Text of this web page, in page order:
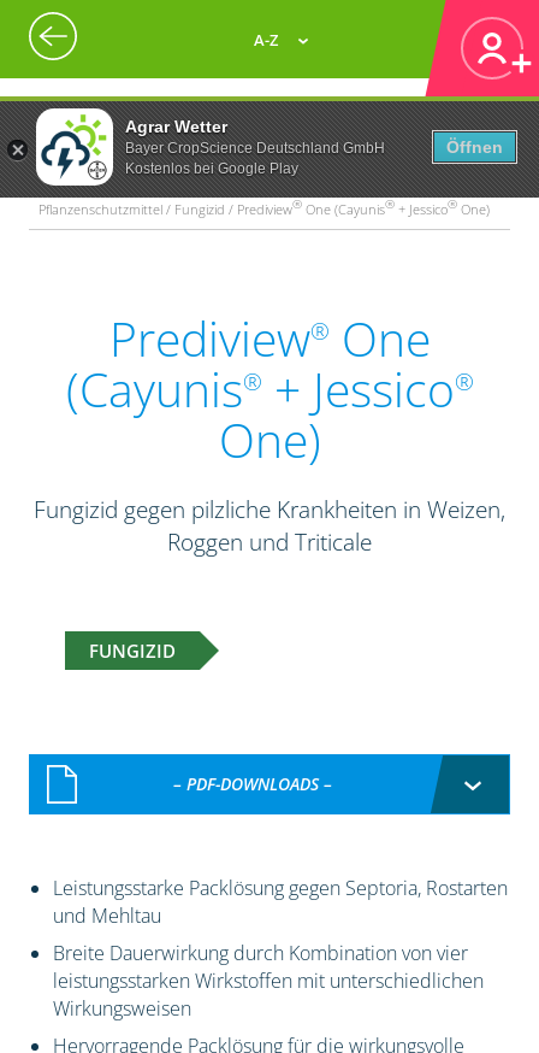
Agrar Wetter
Bayer CropScience Deutschland GmbH
Kostenlos bei Google Play
Öffnen
A-Z
Pflanzenschutzmittel / Fungizid / Prediview® One (Cayunis® + Jessico® One)
Prediview® One
(Cayunis® + Jessico®
One)
Fungizid gegen pilzliche Krankheiten in Weizen,
Roggen und Triticale
FUNGIZID
– PDF-DOWNLOADS –
Leistungsstarke Packlösung gegen Septoria, Rostarten
und Mehltau
Breite Dauerwirkung durch Kombination von vier
leistungsstarken Wirkstoffen mit unterschiedlichen
Wirkungsweisen
Hervorragende Packlösung für die wirkungsvolle